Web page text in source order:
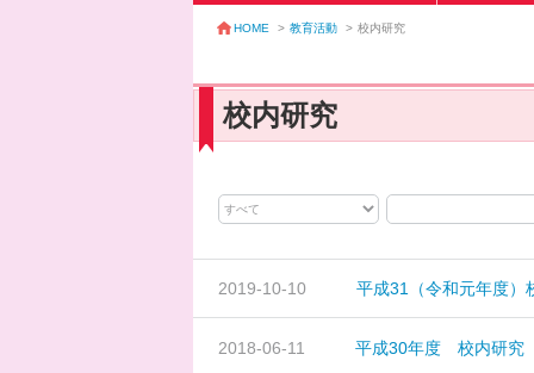
HOME > 教育活動 > 校内研究
校内研究
2019-10-10 平成31（令和元年度）
2018-06-11 平成30年度 校内研究